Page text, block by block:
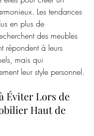
Les tendances
en plus de
des meubles
répondent à leurs
mais qui
leur style personnel.
Éviter Lors de
Haut de